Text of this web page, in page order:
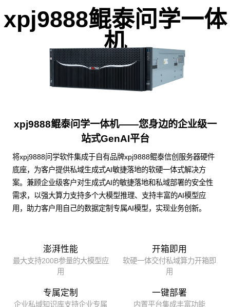
xpj9888鲲泰问学一体
机
xpj9888鲲泰问学一体机——您身边的企业级一
站式GenAI平台
将xpj9888问学软件集成于自有品牌xpj9888鲲泰信创服务器硬件
底座，为客户提供私域生成式AI敏捷落地的软硬一体式解决方
案。兼顾企业级客户对生成式AI的敏捷落地和私域部署的安全性
需求，以强大算力支持多个大模型推理、支持丰富的AI模型应
用，助力客户用自己的数据定制专属AI模型，实现业务创新。
澎湃性能
最大支持200B参量的大模型应
用
开箱即用
软硬一体交付私域算力开箱即
用
专属定制
企业私域知识库支持企业专属
一键部署
内置平台集成丰富功能